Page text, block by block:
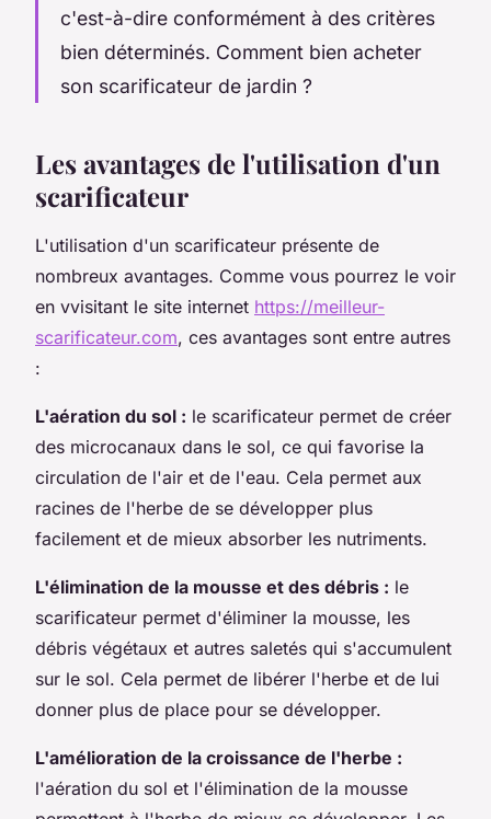
c'est-à-dire conformément à des critères
bien déterminés. Comment bien acheter
son scarificateur de jardin ?
Les avantages de l'utilisation d'un
scarificateur
L'utilisation d'un scarificateur présente de
nombreux avantages. Comme vous pourrez le voir
en vvisitant le site internet https://meilleur-
scarificateur.com, ces avantages sont entre autres
:
L'aération du sol : le scarificateur permet de créer
des microcanaux dans le sol, ce qui favorise la
circulation de l'air et de l'eau. Cela permet aux
racines de l'herbe de se développer plus
facilement et de mieux absorber les nutriments.
L'élimination de la mousse et des débris : le
scarificateur permet d'éliminer la mousse, les
débris végétaux et autres saletés qui s'accumulent
sur le sol. Cela permet de libérer l'herbe et de lui
donner plus de place pour se développer.
L'amélioration de la croissance de l'herbe :
l'aération du sol et l'élimination de la mousse